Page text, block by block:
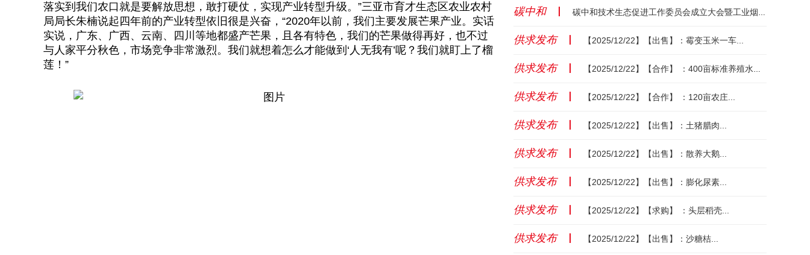
落实到我们农口就是要解放思想，敢打硬仗，实现产业转型升级。”三亚市育才生态区农业农村
局局长朱楠说起四年前的产业转型依旧很是兴奋，“2020年以前，我们主要发展芒果产业。实话
实说，广东、广西、云南、四川等地都盛产芒果，且各有特色，我们的芒果做得再好，也不过
与人家平分秋色，市场竞争非常激烈。我们就想着怎么才能做到‘人无我有’呢？我们就盯上了榴
莲！”
碳中和 碳中和技术生态促进工作委员会成立大会暨工业烟气超净排放纳米碳制备技术成套装备发布会成功举办...
供求发布 【2025/12/22】【出售】：霉变玉米一车...
供求发布 【2025/12/22】【合作】 ：400亩标准养殖水面...
供求发布 【2025/12/22】【合作】 ：120亩农庄...
供求发布 【2025/12/22】【出售】：土猪腊肉...
供求发布 【2025/12/22】【出售】：散养大鹅...
供求发布 【2025/12/22】【出售】：膨化尿素...
供求发布 【2025/12/22】【求购】 ：头层稻壳...
供求发布 【2025/12/22】【出售】：沙糖桔...